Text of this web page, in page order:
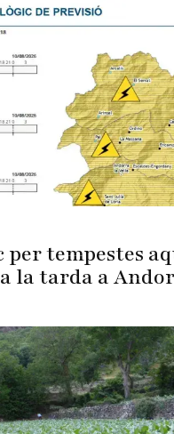
per tempestes
la tarda a